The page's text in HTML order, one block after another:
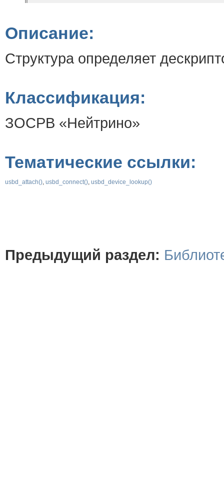
Описание:
Структура определяет
Классификация:
ЗОСРВ «Нейтрино»
Тематические ссылки:
usbd_attach(), usbd_connect(), usbd_device_lookup()
Предыдущий раздел: